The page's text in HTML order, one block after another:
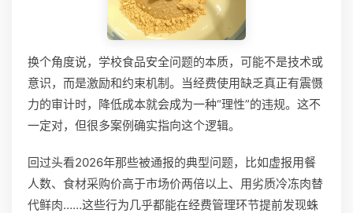
换个角度说，学校食品安全问题的本质，可能不是技术或
意识，而是激励和约束机制。当经费使用缺乏真正有震慑
力的审计时，降低成本就会成为一种“理性”的违规。这不
一定对，但很多案例确实指向这个逻辑。
回过头看2026年那些被通报的典型问题，比如虚报用餐
人数、食材采购价高于市场价两倍以上、用劣质冷冻肉替
代鲜肉……这些行为几乎都能在经费管理环节提前发现蛛